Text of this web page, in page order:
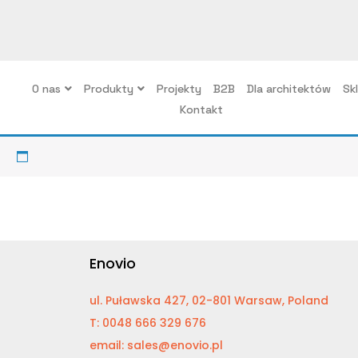
O nas Produkty Projekty B2B Dla architektów
Kontakt
Enovio
ul. Puławska 427, 02-801 Warsaw, Poland
T: 0048 666 329 676
email: sales@enovio.pl